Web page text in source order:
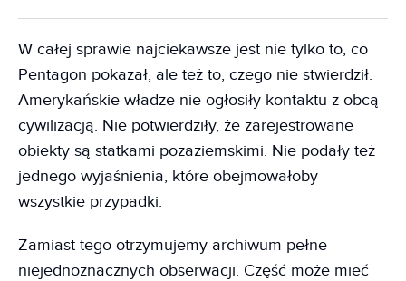
W całej sprawie najciekawsze jest nie tylko to, co
Pentagon pokazał, ale też to, czego nie stwierdził.
Amerykańskie władze nie ogłosiły kontaktu z obcą
cywilizacją. Nie potwierdziły, że zarejestrowane
obiekty są statkami pozaziemskimi. Nie podały też
jednego wyjaśnienia, które obejmowałoby
wszystkie przypadki.
Zamiast tego otrzymujemy archiwum pełne
niejednoznacznych obserwacji. Część może mieć